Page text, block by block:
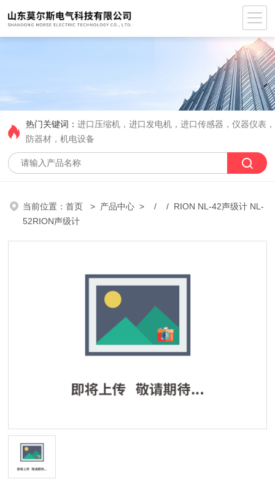
热门关键词：进口压缩机，进口发电机，进口传感器，仪器仪表
防器材，机电设备
当前位置：首页 > 产品中心 > / / RION NL-42声级计 NL-
52RION声级计